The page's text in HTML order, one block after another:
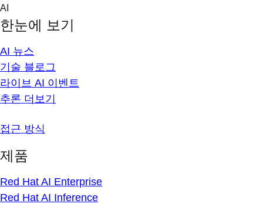
Skip
content
AI
한눈에 보기
AI 뉴스
기술 블로그
라이브 AI 이벤트
추론 더보기
접근 방식
제품
Red Hat AI Enterprise
Red Hat AI Inference